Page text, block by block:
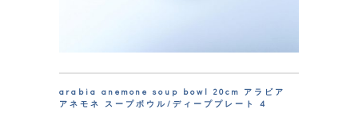
arabia anemone soup bowl 20cm アラビア
アネモネ スープボウル/ディーププレート 4